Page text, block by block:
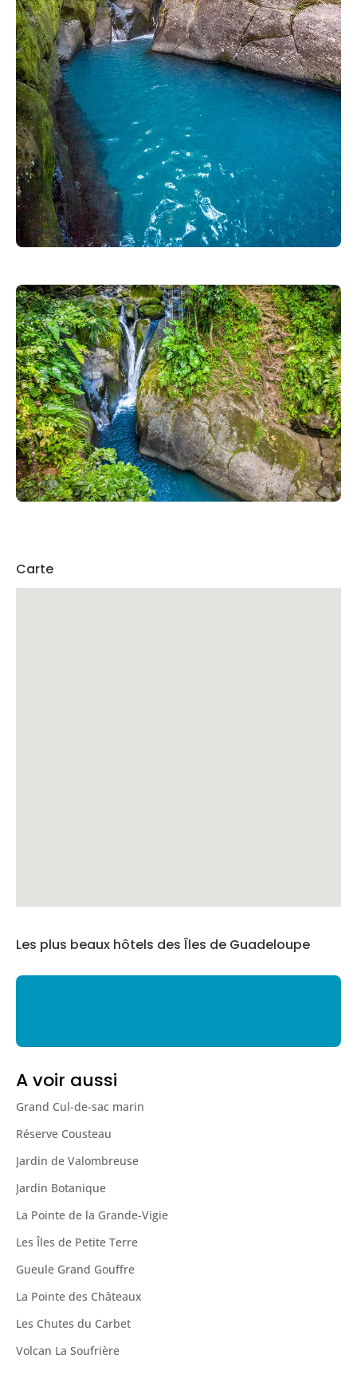
Carte
Les plus beaux hôtels des Îles de Guadeloupe
A voir aussi
Grand Cul-de-sac marin
Réserve Cousteau
Jardin de Valombreuse
Jardin Botanique
La Pointe de la Grande-Vigie
Les Îles de Petite Terre
Gueule Grand Gouffre
La Pointe des Châteaux
Les Chutes du Carbet
Volcan La Soufrière